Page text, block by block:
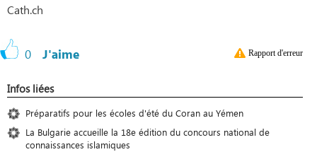
Cath.ch
0 J'aime Rapport d'erreur
Infos liées
Préparatifs pour les écoles d'été du Coran au Yémen
La Bulgarie accueille la 18e édition du concours national de
connaissances islamiques